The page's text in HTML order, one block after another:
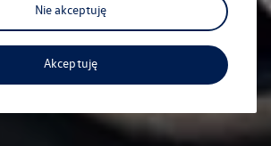
Nie akceptuję
Akceptuję